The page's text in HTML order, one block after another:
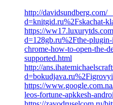
http://davidsundberg.com/
d=knitgid.ru%2Fskachat-
https://
d=128gb.ru%2Fthe-
chrome-how-to-open-the-
supported.html
http://
https://
leos-fortune-apkkesh-